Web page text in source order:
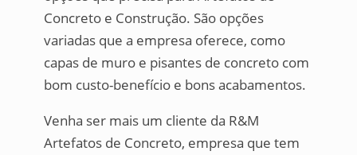
Concreto e Construção. São opções
variadas que a empresa oferece, como
capas de muro e pisantes de concreto com
bom custo-benefício e bons acabamentos.
Venha ser mais um cliente da R&M
Artefatos de Concreto, empresa que tem